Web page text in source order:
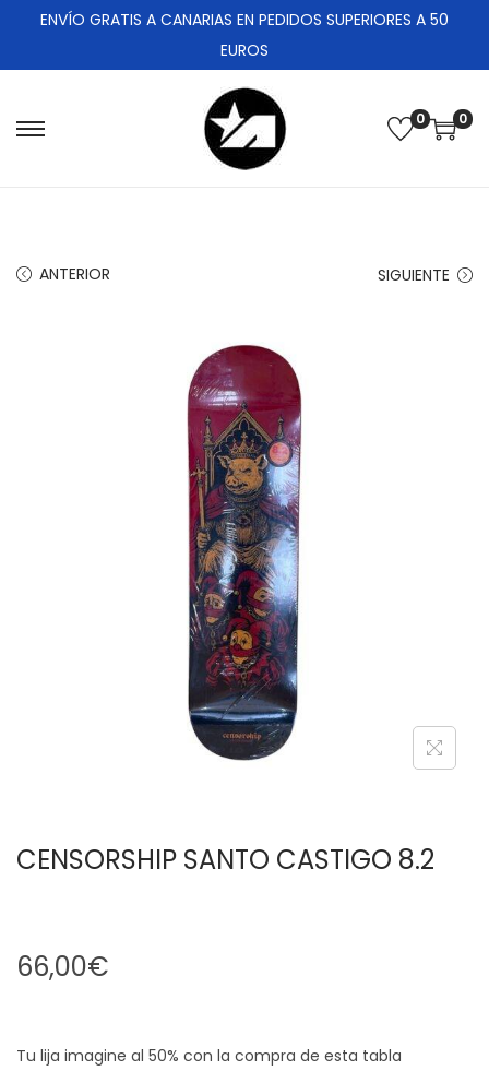
ENVÍO GRATIS A CANARIAS EN PEDIDOS SUPERIORES A 50
EUROS
0 0
ANTERIOR SIGUIENTE
CENSORSHIP SANTO CASTIGO 8.2
66,00€
Tu lija imagine al 50% con la compra de esta tabla